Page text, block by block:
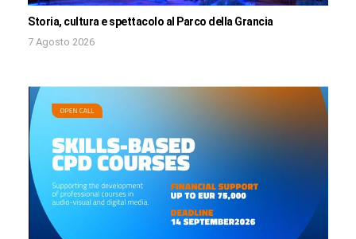
Storia, cultura e spettacolo al Parco della Grancia
7 Agosto 2026